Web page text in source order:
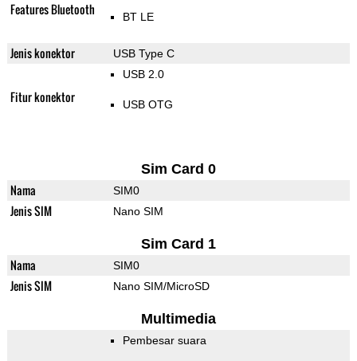
Features Bluetooth BT LE
Jenis konektor USB Type C
Fitur konektor
USB 2.0
USB OTG
Sim Card 0
Nama SIM0
Jenis SIM Nano SIM
Sim Card 1
Nama SIM0
Jenis SIM Nano SIM/MicroSD
Multimedia
Pembesar suara